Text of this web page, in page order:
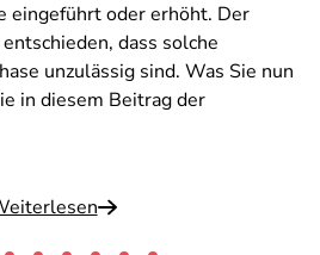
eingeführt oder erhöht. Der
dass solche
unzulässig sind. Was Sie nun
in diesem Beitrag der